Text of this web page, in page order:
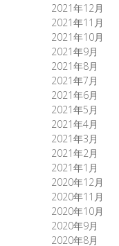
2021年12月
2021年11月
2021年10月
2021年9月
2021年8月
2021年7月
2021年6月
2021年5月
2021年4月
2021年3月
2021年2月
2021年1月
2020年12月
2020年11月
2020年10月
2020年9月
2020年8月